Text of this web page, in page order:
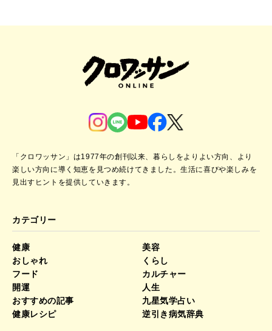
「クロワッサン」は1977年の創刊以来、暮らしをよりよい方向、より
楽しい方向に導く知恵を見つめ続けてきました。生活に喜びや楽しみを
見出すヒントを提供していきます。
カテゴリー
健康
美容
おしゃれ
くらし
フード
カルチャー
開運
人生
おすすめの記事
九星気学占い
健康レシピ
逆引き病気辞典